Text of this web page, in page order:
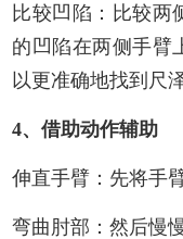
比较凹陷：比较两
的凹陷在两侧手臂
以更准确地找到尺
4、借助动作辅助
伸直手臂：先将手
弯曲肘部：然后慢